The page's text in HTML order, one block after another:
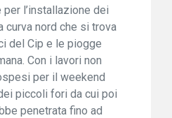
l’installazione dei
curva nord che si trova
del Cip e le piogge
Con i lavori non
per il weekend
piccoli fori da cui poi
penetrata fino ad